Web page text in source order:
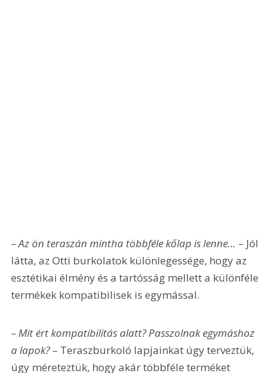
– Az ön teraszán mintha többféle kőlap is lenne… – Jól
látta, az Otti burkolatok különlegessége, hogy az
esztétikai élmény és a tartósság mellett a különféle
termékek kompatibilisek is egymással.
– Mit ért kompatibilitás alatt? Passzolnak egymáshoz
a lapok? – Teraszburkoló lapjainkat úgy terveztük,
úgy méreteztük, hogy akár többféle terméket